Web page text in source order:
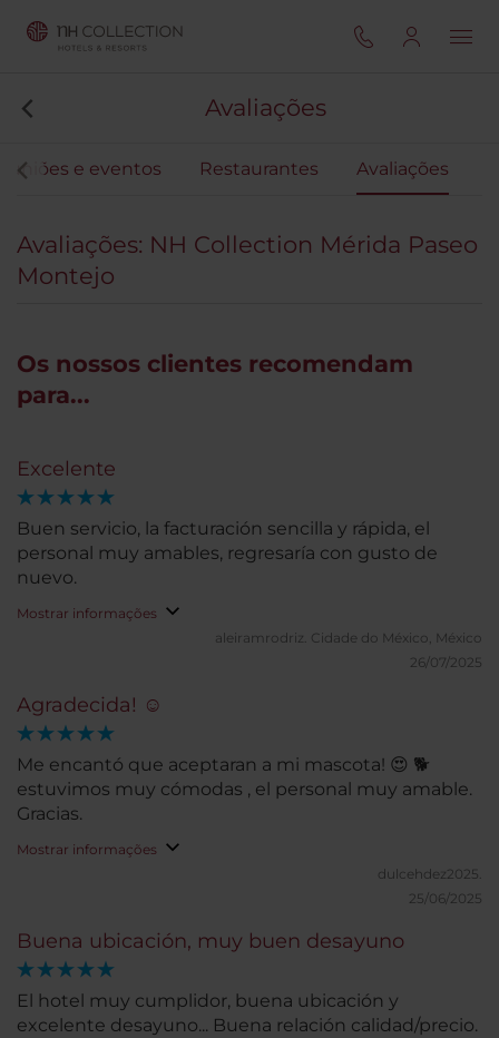
Avaliações
e eventos Restaurantes Avaliações
Avaliações: NH Collection Mérida Paseo
Montejo
Os nossos clientes recomendam
para...
Excelente
Buen servicio, la facturación sencilla y rápida, el
personal muy amables, regresaría con gusto de
nuevo.
Mostrar informações
aleiramrodriz. Cidade do México, México
26/07/2025
Agradecida! ☺️
Me encantó que aceptaran a mi mascota! 😍 🐕
estuvimos muy cómodas , el personal muy amable.
Gracias.
Mostrar informações
dulcehdez2025.
25/06/2025
Buena ubicación, muy buen desayuno
El hotel muy cumplidor, buena ubicación y
excelente desayuno... Buena relación calidad/precio.